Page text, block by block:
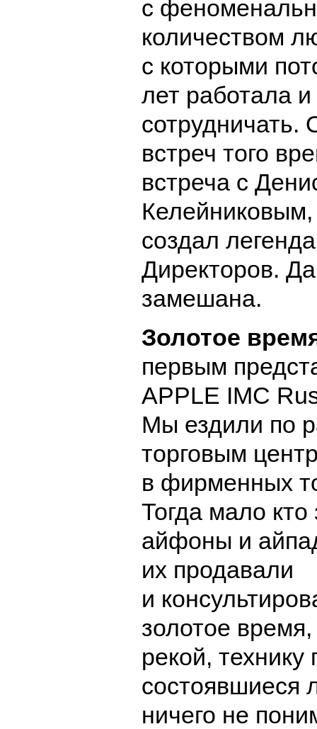
с
количеством
с которыми
лет работала
сотрудничать.
встреч того
встреча с
создал
Директоров.
замешана.
Золотое
первым
APPLE IMC
Мы ездили по
торговым
в фирменных
Тогда мало кто
айфоны и
их продавали
и
золотое
рекой, технику
состоявшиеся
ничего не